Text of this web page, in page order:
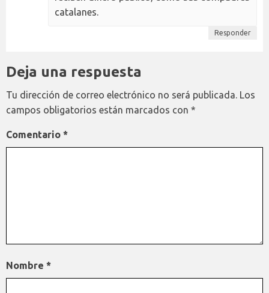
catalanes.
Responder
Deja una respuesta
Tu dirección de correo electrónico no será publicada. Los
campos obligatorios están marcados con *
Comentario *
Nombre *